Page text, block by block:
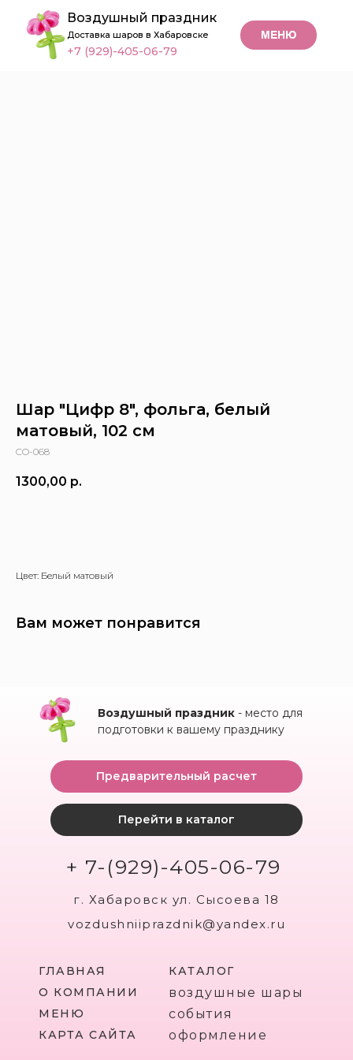
МЕНЮ
Воздушный праздник
Доставка шаров в Хабаровске
+7 (929)-405-06-79
Шар "Цифр 8", фольга, белый
матовый, 102 см
CO-068
1300,00 р.
Цвет: Белый матовый
Вам может понравится
Воздушный праздник - место для
подготовки к вашему празднику
ГЛАВНАЯ
Перейти в каталог
Предварительный расчет
+ 7-(929)-405-06-79
г. Хабаровск ул. Сысоева 18
vozdushniiprazdnik@yandex.ru
О КОМПАНИИ
КАРТА САЙТА
МЕНЮ
КАТАЛОГ
воздушные шары
события
оформление